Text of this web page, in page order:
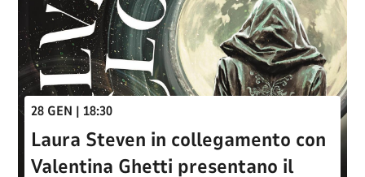
28 GEN | 18:30
Laura Steven in collegamento con
Valentina Ghetti presentano il